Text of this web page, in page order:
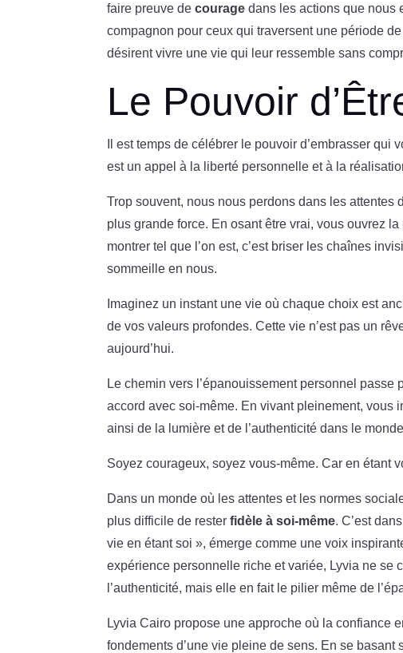
faire preuve decourage dans les actions que nous
compagnon pour ceux qui traversent une période
désirent vivre une vie qui leur ressemble sans
Le Pouvoir
Il est temps de célébrer le pouvoir d’embrasser
est un appel à la liberté personnelle et à la
Trop souvent, nous nous perdons dans les
plus grande force. En osant être vrai, vous ouvrez
montrer tel que l’on est, c’est briser les chaînes
sommeille en nous.
Imaginez un instant une vie où chaque choix est
de vos valeurs profondes. Cette vie n’est pas un
aujourd’hui.
Le chemin vers l’épanouissement personnel passe
accord avec soi-même. En vivant pleinement, vous
ainsi de la lumière et de l’authenticité dans le
Soyez courageux, soyez vous-même. Car en étant
Dans un monde où les attentes et les normes
plus difficile de resterfidèle à soi-même. C’est
vie en étant soi », émerge comme une voix
expérience personnelle riche et variée, Lyvia ne se
l’authenticité, mais elle en fait le pilier même de
Lyvia Cairo propose une approche où la confiance
fondements d’une vie pleine de sens. En se